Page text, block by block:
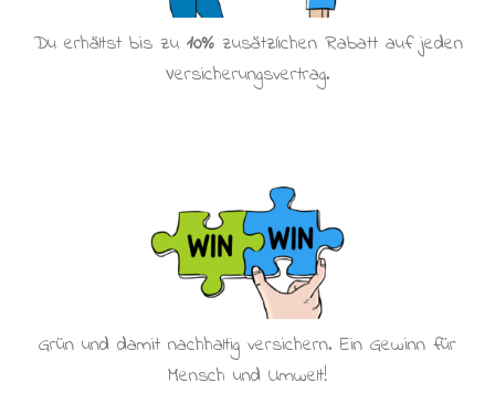
Du erhältst bis zu 10%zusätzlichen Rabatt auf jeden
Versicherungsvertrag.
Grün und damit nachhaltig versichern. Ein Gewinn für
Mensch und Umwelt!